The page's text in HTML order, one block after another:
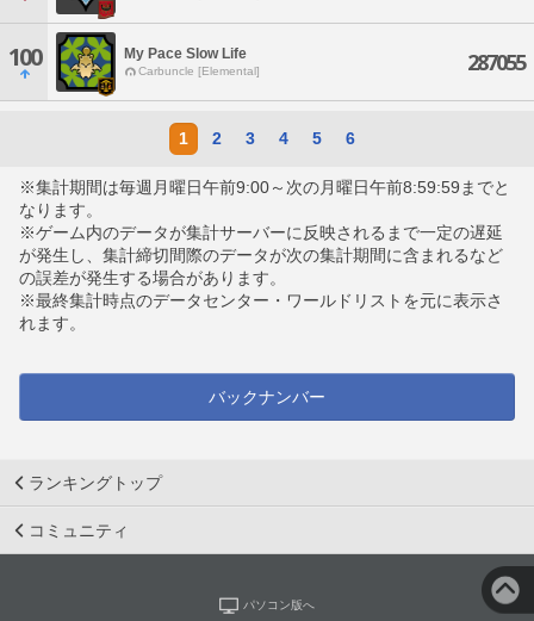
100 My Pace Slow Life
Carbuncle [Elemental] 287055
1 2 3 4 5 6
※集計期間は毎週月曜日午前9:00～次の月曜日午前8:59:59までと
なります。
※ゲーム内のデータが集計サーバーに反映されるまで一定の遅延
が発生し、集計締切間際のデータが次の集計期間に含まれるなど
の誤差が発生する場合があります。
※最終集計時点のデータセンター・ワールドリストを元に表示さ
れます。
バックナンバー
ランキングトップ
コミュニティ
パソコン版へ